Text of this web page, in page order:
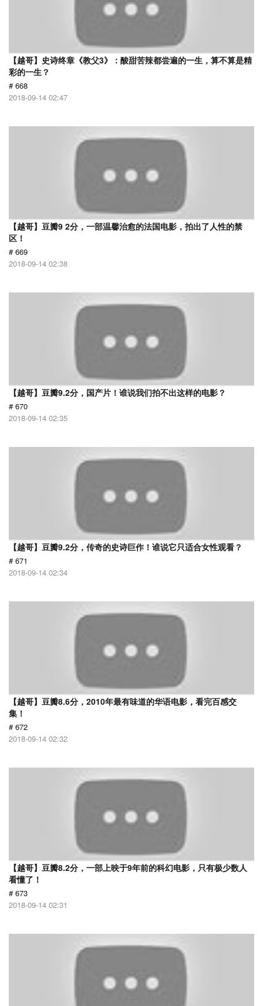
【越哥】史诗终章《教父3》：酸甜苦辣都尝遍的一生，算不算是精
彩的一生？
# 668
2018-09-14 02:47
【越哥】豆瓣9 2分，一部温馨治愈的法国电影，拍出了人性的禁
区！
# 669
2018-09-14 02:38
【越哥】豆瓣9.2分，国产片！谁说我们拍不出这样的电影？
# 670
2018-09-14 02:35
【越哥】豆瓣9.2分，传奇的史诗巨作！谁说它只适合女性观看？
# 671
2018-09-14 02:34
【越哥】豆瓣8.6分，2010年最有味道的华语电影，看完百感交
集！
# 672
2018-09-14 02:32
【越哥】豆瓣8.2分，一部上映于9年前的科幻电影，只有极少数人
看懂了！
# 673
2018-09-14 02:31